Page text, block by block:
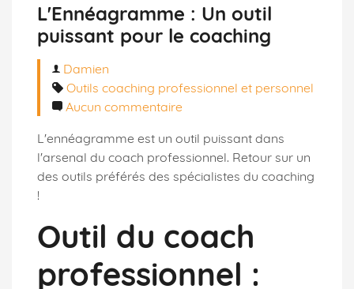
L'Ennéagramme : Un outil
puissant pour le coaching
Damien
Outils coaching professionnel et personnel
Aucun commentaire
L'ennéagramme est un outil puissant dans
l'arsenal du coach professionnel. Retour sur un
des outils préférés des spécialistes du coaching
!
Outil du coach
professionnel :